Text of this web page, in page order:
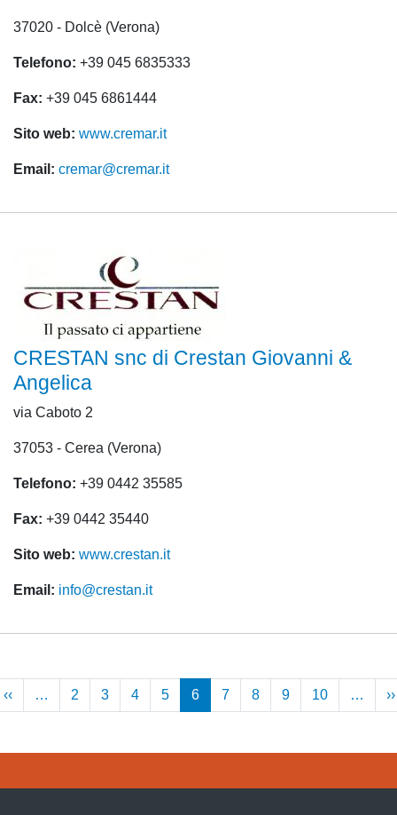
37020 - Dolcè (Verona)
Telefono: +39 045 6835333
Fax: +39 045 6861444
Sito web: www.cremar.it
Email: cremar@cremar.it
CRESTAN snc di Crestan Giovanni &
Angelica
via Caboto 2
37053 - Cerea (Verona)
Telefono: +39 0442 35585
Fax: +39 0442 35440
Sito web: www.crestan.it
Email: info@crestan.it
Paginazione
‹‹Pagina
precedente
… 2 3 4 5 6 7 8 9 10 … ››